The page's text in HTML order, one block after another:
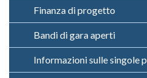
Finanza di progetto
Bandi di gara aperti
Informazioni sulle singole